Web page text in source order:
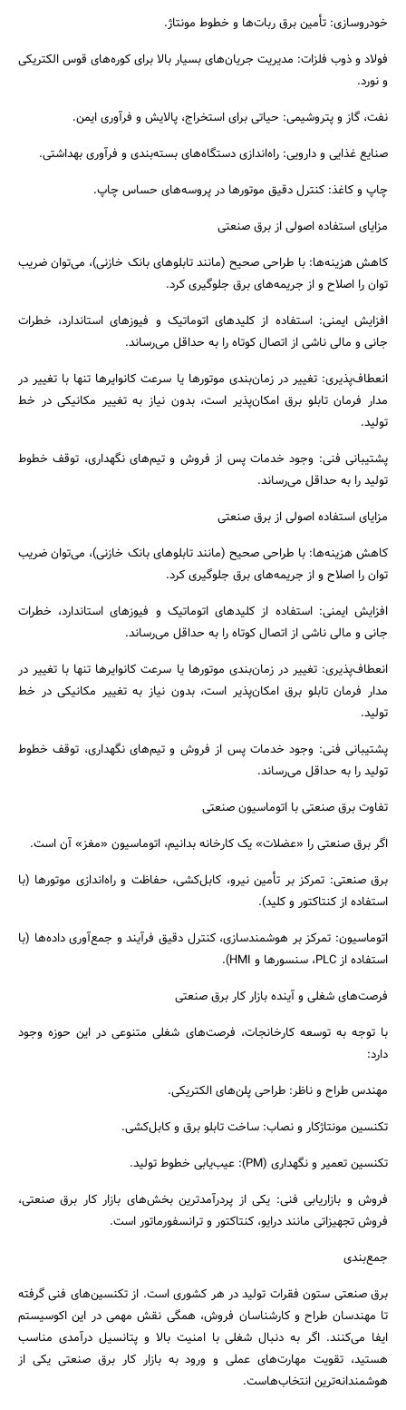
جستجو
خودروسازی: تأمین برق ربات‌ها و خطوط مونتاژ.
فولاد و ذوب فلزات: مدیریت جریان‌های بسیار بالا برای کوره‌های قوس الکتریکی
و نورد.
نفت، گاز و پتروشیمی: حیاتی برای استخراج، پالایش و فرآوری ایمن.
صنایع غذایی و دارویی: راه‌اندازی دستگاه‌های بسته‌بندی و فرآوری بهداشتی.
چاپ و کاغذ: کنترل دقیق موتورها در پروسه‌های حساس چاپ.
مزایای استفاده اصولی از برق صنعتی
کاهش هزینه‌ها: با طراحی صحیح (مانند تابلوهای بانک خازنی)، می‌توان ضریب
توان را اصلاح و از جریمه‌های برق جلوگیری کرد.
افزایش ایمنی: استفاده از کلیدهای اتوماتیک و فیوزهای استاندارد، خطرات
جانی و مالی ناشی از اتصال کوتاه را به حداقل می‌رساند.
انعطاف‌پذیری: تغییر در زمان‌بندی موتورها یا سرعت کانوایرها تنها با تغییر در
مدار فرمان تابلو برق امکان‌پذیر است، بدون نیاز به تغییر مکانیکی در خط
تولید.
پشتیبانی فنی: وجود خدمات پس از فروش و تیم‌های نگهداری، توقف خطوط
تولید را به حداقل می‌رساند.
مزایای استفاده اصولی از برق صنعتی
کاهش هزینه‌ها: با طراحی صحیح (مانند تابلوهای بانک خازنی)، می‌توان ضریب
توان را اصلاح و از جریمه‌های برق جلوگیری کرد.
افزایش ایمنی: استفاده از کلیدهای اتوماتیک و فیوزهای استاندارد، خطرات
جانی و مالی ناشی از اتصال کوتاه را به حداقل می‌رساند.
انعطاف‌پذیری: تغییر در زمان‌بندی موتورها یا سرعت کانوایرها تنها با تغییر در
مدار فرمان تابلو برق امکان‌پذیر است، بدون نیاز به تغییر مکانیکی در خط
تولید.
پشتیبانی فنی: وجود خدمات پس از فروش و تیم‌های نگهداری، توقف خطوط
تولید را به حداقل می‌رساند.
تفاوت برق صنعتی با اتوماسیون صنعتی
اگر برق صنعتی را «عضلات» یک کارخانه بدانیم، اتوماسیون «مغز» آن است.
برق صنعتی: تمرکز بر تأمین نیرو، کابل‌کشی، حفاظت و راه‌اندازی موتورها (با
استفاده از کنتاکتور و کلید).
اتوماسیون: تمرکز بر هوشمندسازی، کنترل دقیق فرآیند و جمع‌آوری داده‌ها (با
استفاده از PLC، سنسورها و HMI).
فرصت‌های شغلی و آینده بازار کار برق صنعتی
با توجه به توسعه کارخانجات، فرصت‌های شغلی متنوعی در این حوزه وجود
دارد:
مهندس طراح و ناظر: طراحی پلن‌های الکتریکی.
تکنسین مونتاژکار و نصاب: ساخت تابلو برق و کابل‌کشی.
تکنسین تعمیر و نگهداری (PM): عیب‌یابی خطوط تولید.
فروش و بازاریابی فنی: یکی از پردرآمدترین بخش‌های بازار کار برق صنعتی،
فروش تجهیزاتی مانند درایو، کنتاکتور و ترانسفورماتور است.
جمع‌بندی
برق صنعتی ستون فقرات تولید در هر کشوری است. از تکنسین‌های فنی گرفته
تا مهندسان طراح و کارشناسان فروش، همگی نقش مهمی در این اکوسیستم
ایفا می‌کنند. اگر به دنبال شغلی با امنیت بالا و پتانسیل درآمدی مناسب
هستید، تقویت مهارت‌های عملی و ورود به بازار کار برق صنعتی یکی از
هوشمندانه‌ترین انتخاب‌هاست.